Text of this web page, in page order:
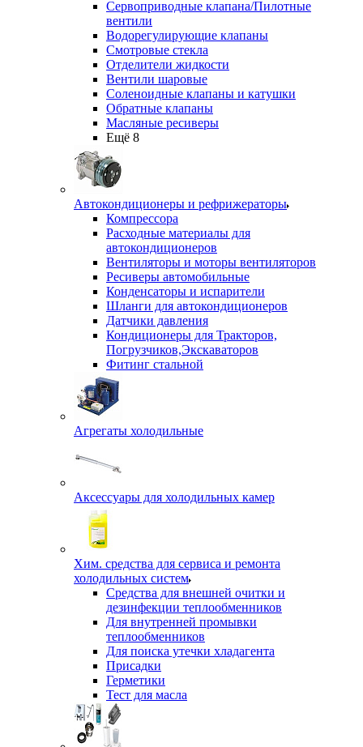
Сервоприводные клапана/Пилотные
вентили
Водорегулирующие клапаны
Смотровые стекла
Отделители жидкости
Вентили шаровые
Соленоидные клапаны и катушки
Обратные клапаны
Масляные ресиверы
Ещё 8
Автокондиционеры и рефрижераторы
Компрессора
Расходные материалы для
автокондиционеров
Вентиляторы и моторы вентиляторов
Ресиверы автомобильные
Конденсаторы и испарители
Шланги для автокондиционеров
Датчики давления
Кондиционеры для Тракторов,
Погрузчиков,Экскаваторов
Фитинг стальной
Агрегаты холодильные
Аксессуары для холодильных камер
Хим. средства для сервиса и ремонта
холодильных систем
Средства для внешней очитки и
дезинфекции теплообменников
Для внутренней промывки
теплообменников
Для поиска утечки хладагента
Присадки
Герметики
Тест для масла